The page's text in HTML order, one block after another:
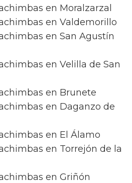
en Moralzarzal
en Valdemorillo
en San Agustín
en Velilla de San
en Brunete
en Daganzo de
en El Álamo
en Torrejón de la
en Griñón